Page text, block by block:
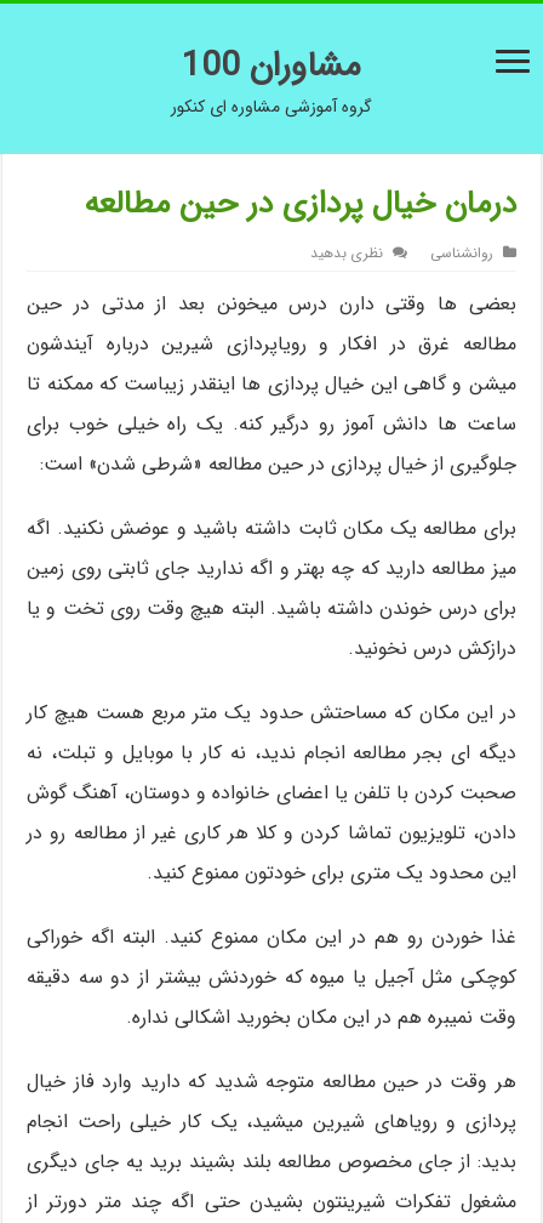
مشاوران 100
گروه آموزشی مشاوره ای کنکور
درمان خیال پردازی در حین مطالعه
روانشناسی نظری بدهید
بعضی ها وقتی دارن درس میخونن بعد از مدتی در حین
مطالعه غرق در افکار و رویاپردازی شیرین درباره آیندشون
میشن و گاهی این خیال پردازی ها اینقدر زیباست که ممکنه تا
ساعت ها دانش آموز رو درگیر کنه. یک راه خیلی خوب برای
جلوگیری از خیال پردازی در حین مطالعه «شرطی شدن» است:
برای مطالعه یک مکان ثابت داشته باشید و عوضش نکنید. اگه
میز مطالعه دارید که چه بهتر و اگه ندارید جای ثابتی روی زمین
برای درس خوندن داشته باشید. البته هیچ وقت روی تخت و یا
درازکش درس نخونید.
در این مکان که مساحتش حدود یک متر مربع هست هیچ کار
دیگه ای بجر مطالعه انجام ندید، نه کار با موبایل و تبلت، نه
صحبت کردن با تلفن یا اعضای خانواده و دوستان، آهنگ گوش
دادن، تلویزیون تماشا کردن و کلا هر کاری غیر از مطالعه رو در
این محدود یک متری برای خودتون ممنوع کنید.
غذا خوردن رو هم در این مکان ممنوع کنید. البته اگه خوراکی
کوچکی مثل آجیل یا میوه که خوردنش بیشتر از دو سه دقیقه
وقت نمیبره هم در این مکان بخورید اشکالی نداره.
هر وقت در حین مطالعه متوجه شدید که دارید وارد فاز خیال
پردازی و رویاهای شیرین میشید، یک کار خیلی راحت انجام
بدید: از جای مخصوص مطالعه بلند بشیند برید یه جای دیگری
مشغول تفکرات شیرینتون بشیدن حتی اگه چند متر دورتر از